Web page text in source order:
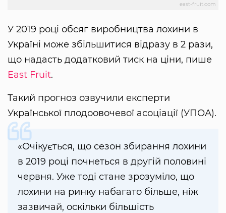
east-fruit.com
У 2019 році обсяг виробництва лохини в
Україні може збільшитися відразу в 2 рази,
що надасть додатковий тиск на ціни, пише
East Fruit.
Такий прогноз озвучили експерти
Української плодоовочевої асоціації (УПОА).
«Очікується, що сезон збирання лохини
в 2019 році почнеться в другій половині
червня. Уже тоді стане зрозуміло, що
лохини на ринку набагато більше, ніж
зазвичай, оскільки більшість